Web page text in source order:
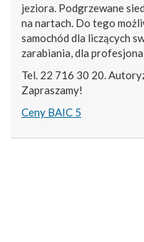
jeziora. Podgrzewane
na nartach. Do tego
samochód dla liczących
zarabiania, dla
Tel. 22 716 30 20.
Zapraszamy!
Ceny BAIC 5